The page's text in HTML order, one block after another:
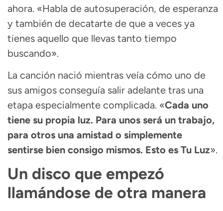
ahora. «Habla de autosuperación, de esperanza
y también de decatarte de que a veces ya
tienes aquello que llevas tanto tiempo
buscando».
La canción nació mientras veía cómo uno de
sus amigos conseguía salir adelante tras una
etapa especialmente complicada. «Cada uno
tiene su propia luz. Para unos será un trabajo,
para otros una amistad o simplemente
sentirse bien consigo mismos. Esto es Tu Luz».
Un disco que empezó
llamándose de otra manera